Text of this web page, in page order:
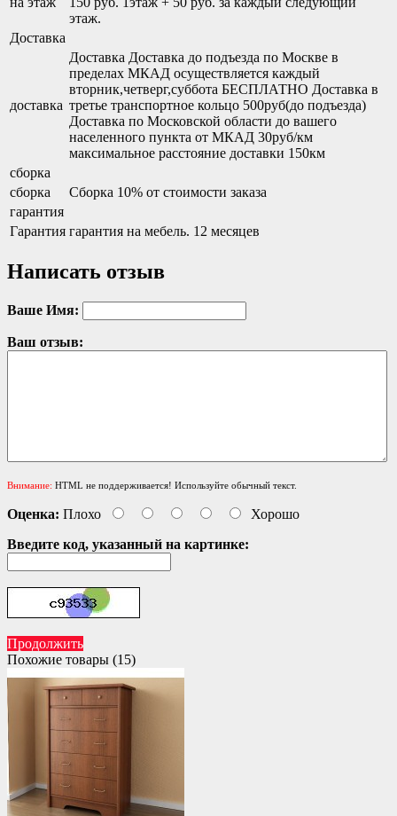
этаж.
Доставка
доставка
Доставка Доставка до подъезда по Москве в
пределах МКАД осуществляется каждый
вторник,четверг,суббота БЕСПЛАТНО Доставка в
третье транспортное кольцо 500руб(до подъезда)
Доставка по Московской области до вашего
населенного пункта от МКАД 30руб/км
максимальное расстояние доставки 150км
сборка
сборка
Сборка 10% от стоимости заказа
гарантия
Гарантия гарантия на мебель. 12 месяцев
Написать отзыв
Ваше Имя:
Ваш отзыв:
Внимание: HTML не поддерживается! Используйте обычный текст.
Оценка: Плохо
Хорошо
Введите код, указанный на картинке:
Продолжить
Похожие товары (15)